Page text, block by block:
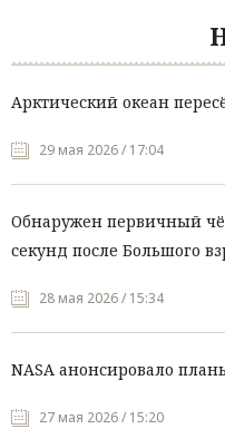
Арктический океан
29 мая 2026 / 17:04
Обнаружен первичный
секунд после Большого
28 мая 2026 / 15:34
NASA анонсировало
27 мая 2026 / 15:20